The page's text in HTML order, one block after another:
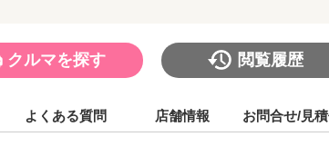
クルマを探す 閲覧履歴
よくある質問 店舗情報 お問合せ/見